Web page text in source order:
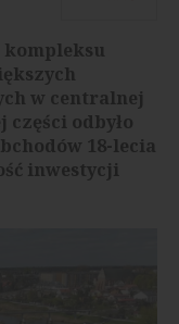
kompleksu
w centralnej
odbyło
18-lecia
inwestycji